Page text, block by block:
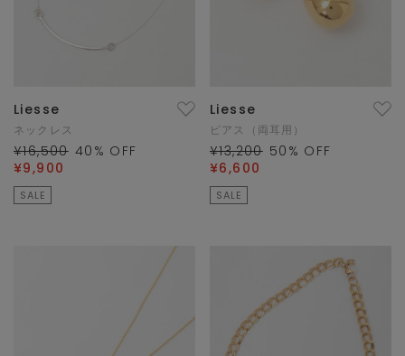
Liesse
ネックレス
¥16,500 40 % OFF
¥9,900
SALE
Liesse
ピアス（両耳用）
¥13,200 50 % OFF
¥6,600
SALE